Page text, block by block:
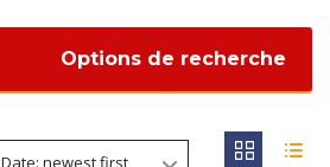
Options de recherche
Date: newest first